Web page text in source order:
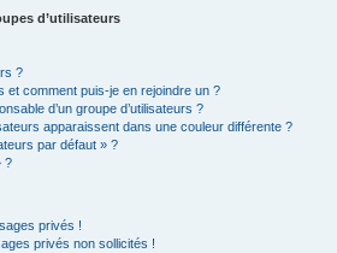
d’utilisateurs
?
et comment puis-je en rejoindre un ?
d’un groupe d’utilisateurs ?
apparaissent dans une couleur différente ?
par défaut » ?
?
privés !
privés non sollicités !